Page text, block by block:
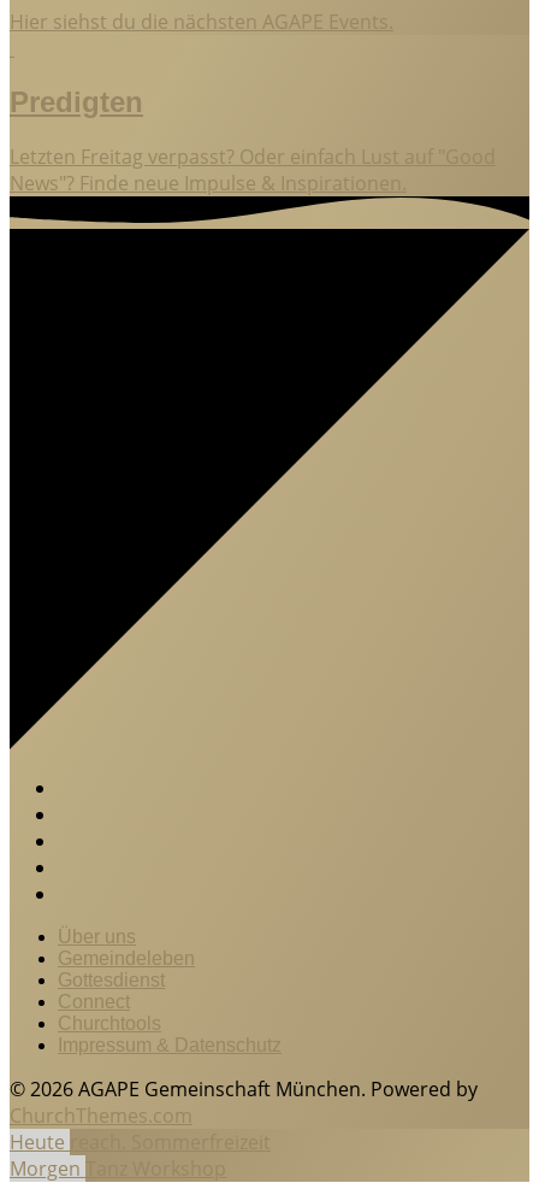
Hier siehst du die nächsten AGAPE Events.
Predigten
Letzten Freitag verpasst? Oder einfach Lust auf "Good
News"? Finde neue Impulse & Inspirationen.
Über uns
Gemeindeleben
Gottesdienst
Connect
Churchtools
Impressum & Datenschutz
© 2026 AGAPE Gemeinschaft München. Powered by
ChurchThemes.com
Heute
Morgen